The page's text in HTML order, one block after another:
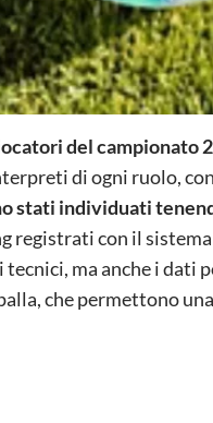
del campionato
di ogni ruolo,
stati individuati
registrati con il
ma anche i dati
che permettono